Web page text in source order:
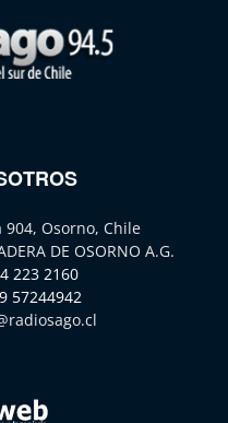
904, Osorno, Chile
DE OSORNO A.G.
223 2160
57244942